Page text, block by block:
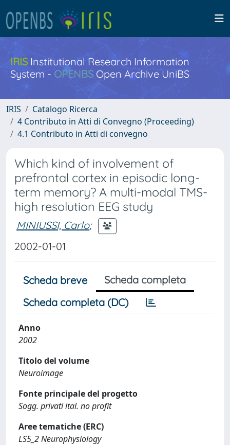
IRISInstitutional Research Information
System - OPENBS Open Archive UniBS
IRIS
Catalogo Ricerca
4 Contributo in Atti di Convegno (Proceeding)
4.1 Contributo in Atti di convegno
Which kind of involvement of
prefrontal cortex in episodic long-
term memory? A multi-modal TMS-
high resolution EEG study
MINIUSSI, Carlo;
2002-01-01
Scheda breve
Scheda completa
Scheda completa (DC)
Anno
2002
Titolo del volume
Neuroimage
Fonte principale del progetto
Sogg. privati ital. no profit
Aree tematiche (ERC)
LS5_2 Neurophysiology